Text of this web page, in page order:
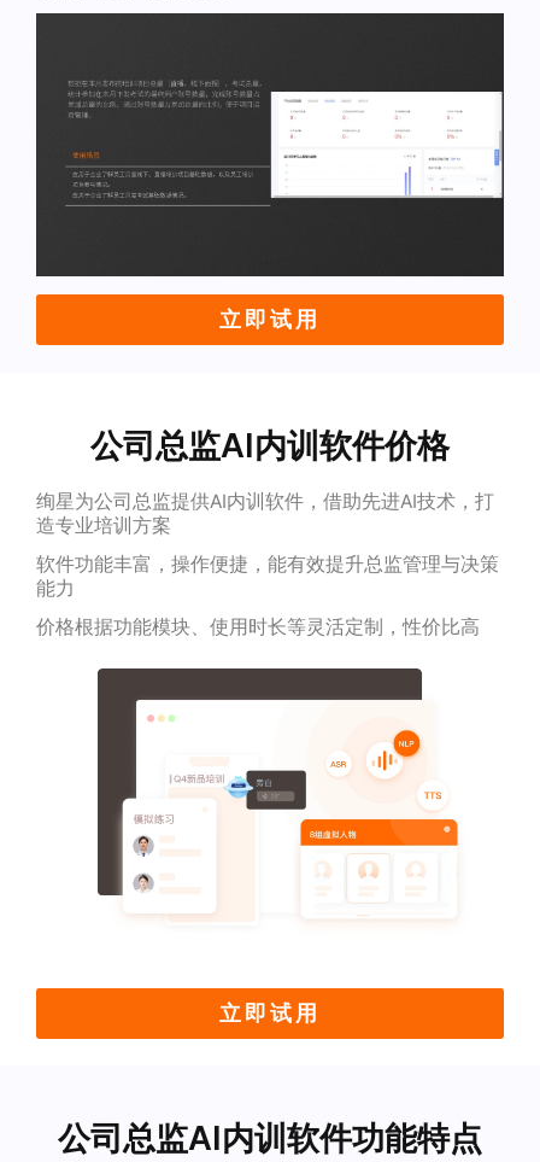
立即试用
公司总监AI内训软件价格
绚星为公司总监提供AI内训软件，借助先进AI技术，打
造专业培训方案
软件功能丰富，操作便捷，能有效提升总监管理与决策
能力
价格根据功能模块、使用时长等灵活定制，性价比高
立即试用
公司总监AI内训软件功能特点